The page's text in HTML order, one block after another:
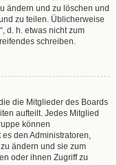
ändern und zu löschen und
zu teilen. Üblicherweise
d. h. etwas nicht zum
schreiben.
die Mitglieder des Boards
aufteilt. Jedes Mitglied
können
den Administratoren,
ändern und sie zum
oder ihnen Zugriff zu